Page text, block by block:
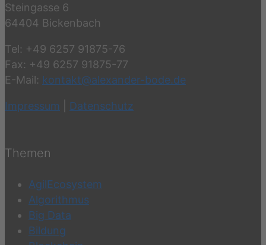
Steingasse 6
64404 Bickenbach
Tel: +49 6257 91875-76
Fax: +49 6257 91875-77
E-Mail: kontakt@alexander-bode.de
Impressum Datenschutz
Themen
AgilEcosystem
Algorithmus
Big Data
Bildung